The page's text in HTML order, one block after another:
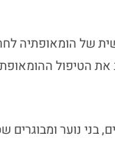
של הומאופתיה
הטיפול
בקליניקה ילדים, בני נוער